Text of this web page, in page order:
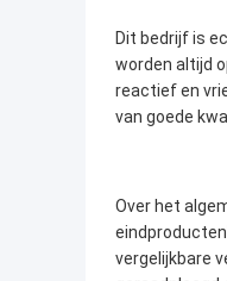
Dit bedrijf is
worden altijd
reactief en
van goede
Over het
vergelijkbare